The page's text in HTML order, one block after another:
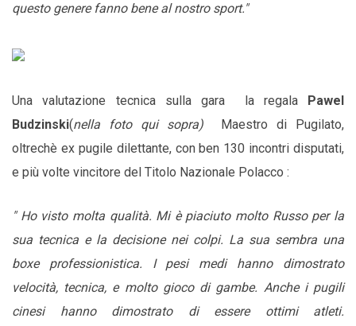
questo genere fanno bene al nostro sport."
Una valutazione tecnica sulla gara la regala Pawel
Budzinski(nella foto qui sopra)
Maestro di Pugilato,
oltrechè ex pugile dilettante, con ben 130 incontri disputati,
e più volte vincitore del Titolo Nazionale Polacco :
" Ho visto molta qualità. Mi è piaciuto molto Russo per la
sua tecnica e la decisione nei colpi. La sua sembra una
boxe professionistica. I pesi medi hanno dimostrato
velocità, tecnica, e molto gioco di gambe. Anche i pugili
cinesi hanno dimostrato di essere ottimi atleti.